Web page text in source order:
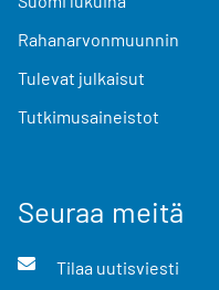
Rahanarvonmuunnin
Tulevat julkaisut
Tutkimusaineistot
Seuraa meitä
Tilaa uutisviesti